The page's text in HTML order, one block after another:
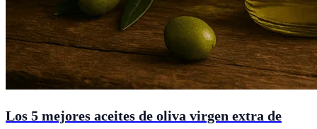
Los 5 mejores aceites de oliva virgen extra de